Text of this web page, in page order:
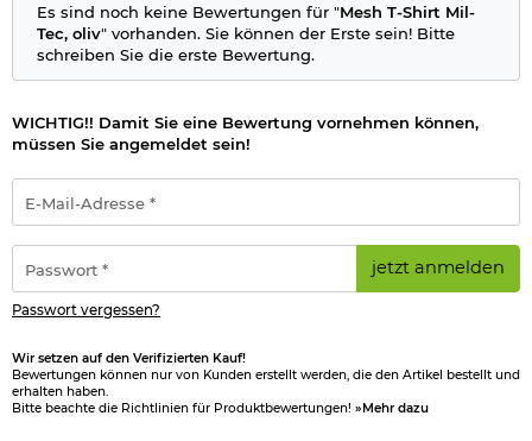
Es sind noch keine Bewertungen für "Mesh T-Shirt Mil-
Tec, oliv" vorhanden. Sie können der Erste sein! Bitte
schreiben Sie die erste Bewertung.
WICHTIG!! Damit Sie eine Bewertung vornehmen können,
müssen Sie angemeldet sein!
Mail-
Adresse
*
jetzt anmelden
Passwort vergessen?
Wir setzen auf den Verifizierten Kauf!
Bewertungen können nur von Kunden erstellt werden, die den Artikel bestellt und
erhalten haben.
Bitte beachte die Richtlinien für Produktbewertungen! »Mehr dazu